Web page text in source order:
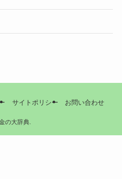
サイトポリシー お問い合わせ
の大辞典.